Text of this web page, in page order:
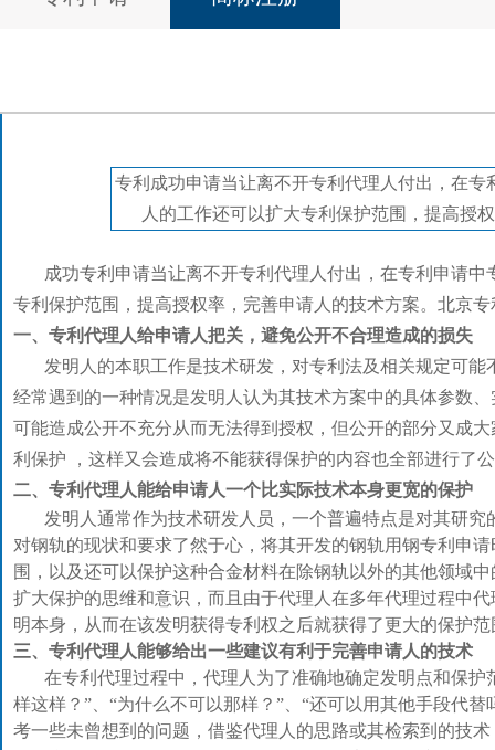
专利成功申请当让离不开专利代理人付出，在
人的工作还可以扩大专利保护范围，提高授
成功专利申请当让离不开专利代理人付出，在专利申请
专利保护范围，提高授权率，完善申请人的技术方案。 北京专
一、专利代理人给申请人把关，避免公开不合理造成的损失
发明人的本职工作是技术研发，对专利法及相关规定可能
经常遇到的一种情况是发明人认为其技术方案中的具体参数
可能造成公开不充分从而无法得到授权，但公开的部分又成
利保护 ，这样又会造成将不能获得保护的内容也全部进行了
二、专利代理人能给申请人一个比实际技术本身更宽的保护
发明人通常作为技术研发人员，一个普遍特点是对其研究
对钢轨的现状和要求了然于心，将其开发的钢轨用钢专利申
围，以及还可以保护这种合金材料在除钢轨以外的其他领域
扩大保护的思维和意识，而且由于代理人在多年代理过程中
明本身，从而在该发明获得专利权之后就获得了更大的保护范
三、专利代理人能够给出一些建议有利于完善申请人的技术
在专利代理过程中，代理人为了准确地确定发明点和保护
样这样？”、“为什么不可以那样？”、“还可以用其他手段代
考一些未曾想到的问题，借鉴代理人的思路或其检索到的技